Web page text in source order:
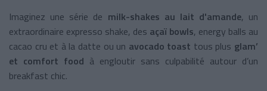
Imaginez une série de milk-shakes au lait d'amande, un
extraordinaire expresso shake, des açaï bowls, energy balls au
cacao cru et à la datte ou un avocado toast tous plus glam’
et comfort food à engloutir sans culpabilité autour d’un
breakfast chic.